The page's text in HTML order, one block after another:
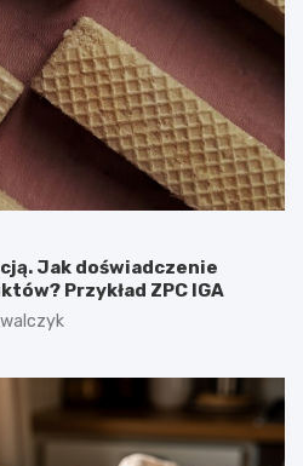
Jak doświadczenie
Przykład ZPC IGA